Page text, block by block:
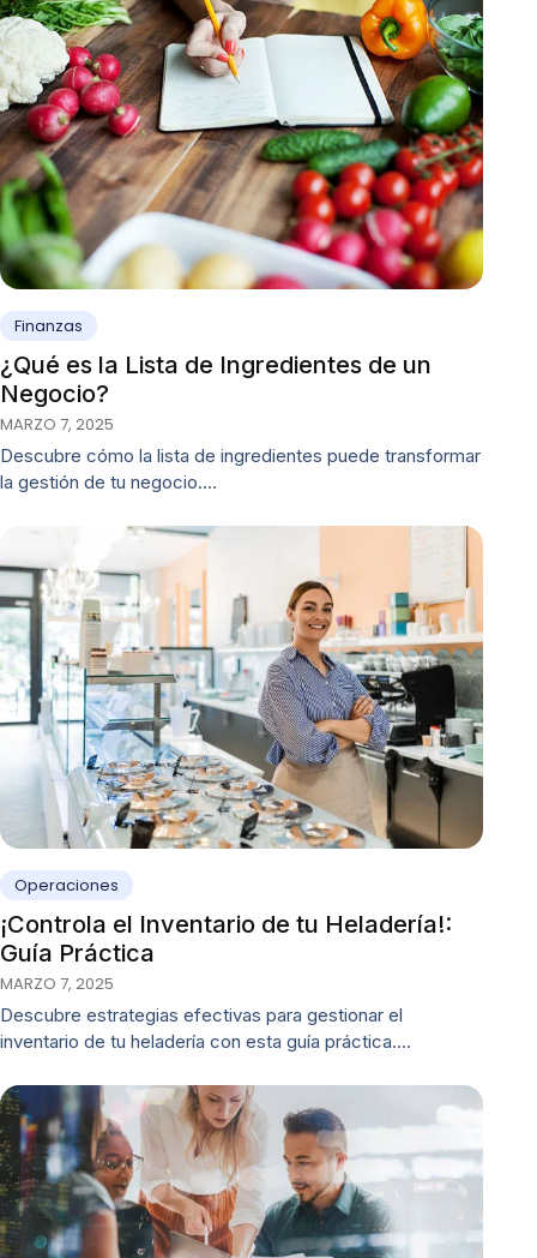
Finanzas
¿Qué es la Lista de Ingredientes de un
Negocio?
MARZO 7, 2025
Descubre cómo la lista de ingredientes puede transformar
la gestión de tu negocio.…
Operaciones
¡Controla el Inventario de tu Heladería!:
Guía Práctica
MARZO 7, 2025
Descubre estrategias efectivas para gestionar el
inventario de tu heladería con esta guía práctica.…